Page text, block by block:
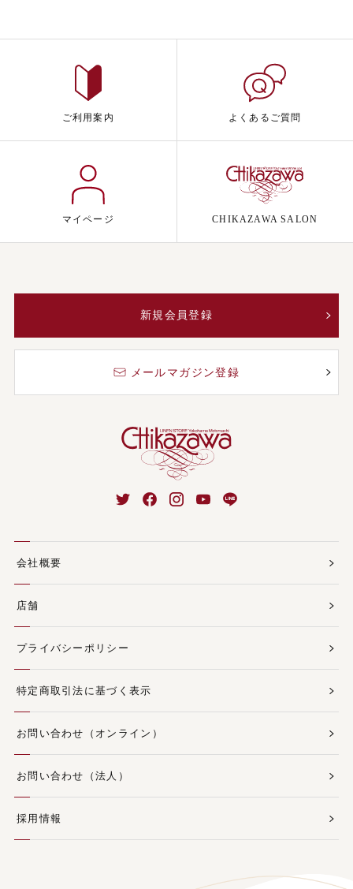
ご利用案内 よくあるご質問
マイページ CHIKAZAWA SALON
新規会員登録
メールマガジン登録
会社概要
店舗
プライバシーポリシー
特定商取引法に基づく表示
お問い合わせ（オンライン）
お問い合わせ（法人）
採用情報